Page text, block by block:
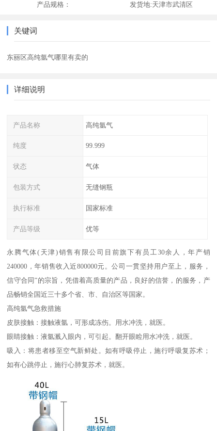
产品规格： 发货地:天津市武清区
关键词
东丽区高纯氩气哪里有卖的
详细说明
产品名称 高纯氩气
纯度 99.999
状态 气体
包装方式 无缝钢瓶
执行标准 国家标准
产品等级 优等
永腾气体(天津)销售有限公司目前旗下有员工30余人，年产销
240000，年销售收入近800000元。公司一贯坚持用户至上，服务，
信守合同”的宗旨，凭借着高质量的产品，良好的信誉，的服务，产
品畅销全国近三十多个省、市、自治区等国家。
高纯氩气急救措施
皮肤接触：接触液氩，可形成冻伤。用水冲洗，就医。
眼睛接触：液氩溅入眼内，可引起。翻开眼睑用水冲洗，就医。
吸入：将患者移至空气新鲜处。如有呼吸停止，施行呼吸复苏术；
如有心跳停止，施行心肺复苏术，就医。